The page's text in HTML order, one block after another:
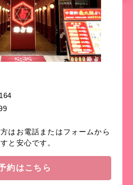
はお電話またはフォームから
と安心です。
約はこちら